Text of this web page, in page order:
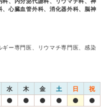
心臓血管外科、消化器外科、脳神
ー専門医、リウマチ専門医、感染
水 木 金 土 日 祝